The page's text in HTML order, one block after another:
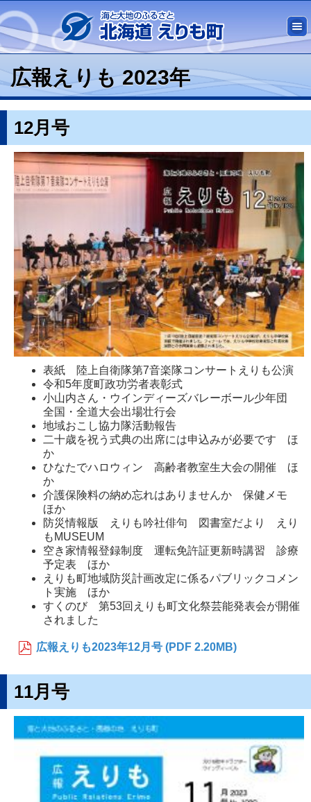
広報えりも 2023年
12月号
表紙 陸上自衛隊第7音楽隊コンサートえりも公演
令和5年度町政功労者表彰式
小山内さん・ウインディーズバレーボール少年団
全国・全道大会出場壮行会
地域おこし協力隊活動報告
二十歳を祝う式典の出席には申込みが必要です ほ
か
ひなたでハロウィン 高齢者教室生大会の開催 ほ
か
介護保険料の納め忘れはありませんか 保健メモ
ほか
防災情報版 えりも吟社俳句 図書室だより えり
もMUSEUM
空き家情報登録制度 運転免許証更新時講習 診療
予定表 ほか
えりも町地域防災計画改定に係るパブリックコメン
ト実施 ほか
すくのび 第53回えりも町文化祭芸能発表会が開催
されました
広報えりも2023年12月号 (PDF 2.20MB)
11月号